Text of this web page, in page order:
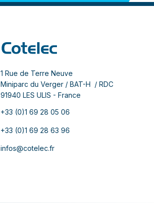
1 Rue de Terre Neuve
Miniparc du Verger / BAT-H / RDC
91940 LES ULIS - France
+33 (0)1 69 28 05 06
+33 (0)1 69 28 63 96
infos@cotelec.fr